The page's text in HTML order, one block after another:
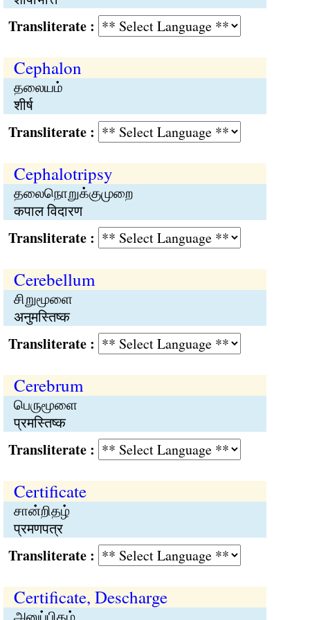
:
Cephalon
தலையம்
शीर्ष
:
Cephalotripsy
தலைநொறுக்குமுறை
कपाल विदारण
:
Cerebellum
சிறுமூளை
अनुमस्तिष्क
:
Cerebrum
பெருமூளை
प्रमस्तिष्क
:
Certificate
சான்றிதழ்
प्रमणपत्र
:
Certificate, Descharge
அனுப்பிதழ்